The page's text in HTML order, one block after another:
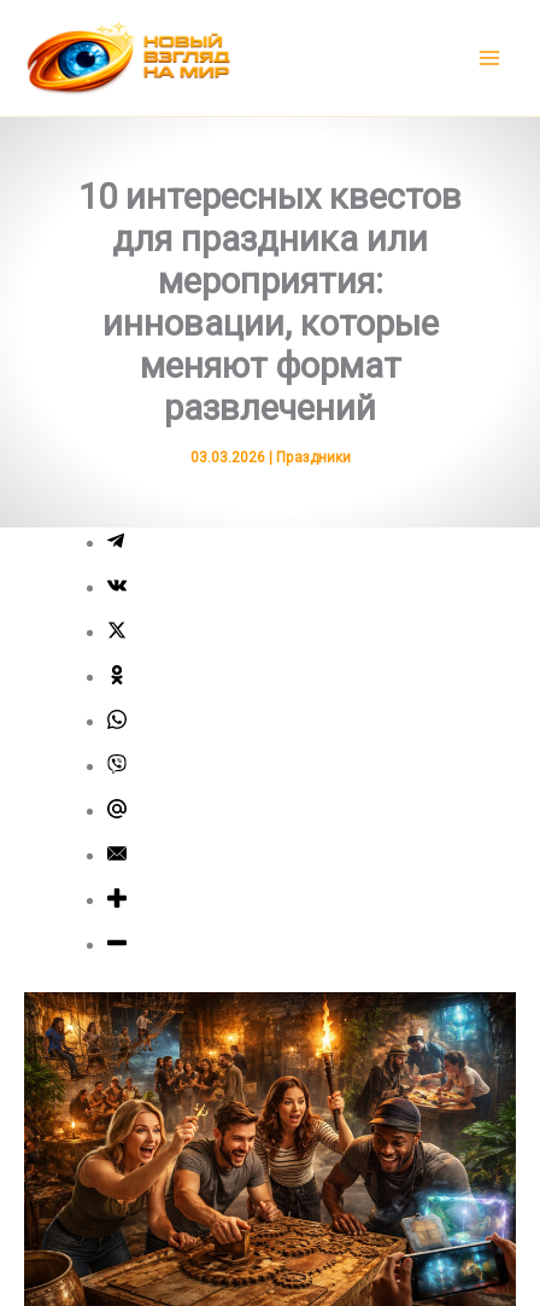
содержимому
10 интересных квестов
для праздника или
мероприятия:
инновации, которые
меняют формат
развлечений
03.03.2026 | Праздники